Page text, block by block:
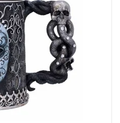
options
peuvent
être
choisies
sur
la
page
du
produit